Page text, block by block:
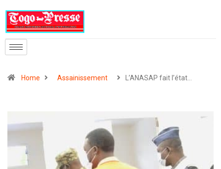
Home Assainissement L’ANASAP fait l’état…